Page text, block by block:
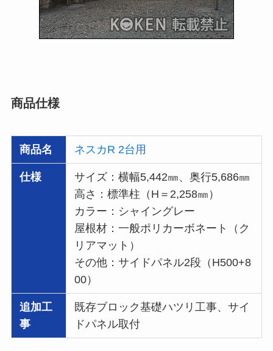
商品仕様
商品名 ネスカR 2台用
仕様
サイズ：横幅5,442㎜、奥行5,686㎜
高さ：標準柱（H＝2,258㎜）
カラー：シャイングレー
屋根材：一般ポリカーボネート（ク
リアマット）
その他：サイドパネル2段（H500+8
00）
追加工
事
既存ブロック基礎ハツリ工事、サイ
ドパネル取付